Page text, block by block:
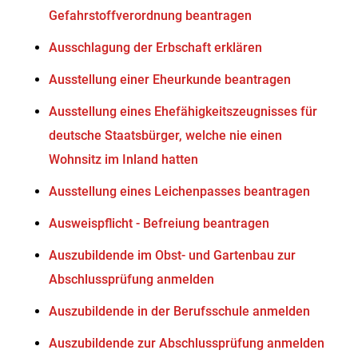
Gefahrstoffverordnung beantragen
Ausschlagung der Erbschaft erklären
Ausstellung einer Eheurkunde beantragen
Ausstellung eines Ehefähigkeitszeugnisses für
deutsche Staatsbürger, welche nie einen
Wohnsitz im Inland hatten
Ausstellung eines Leichenpasses beantragen
Ausweispflicht - Befreiung beantragen
Auszubildende im Obst- und Gartenbau zur
Abschlussprüfung anmelden
Auszubildende in der Berufsschule anmelden
Auszubildende zur Abschlussprüfung anmelden